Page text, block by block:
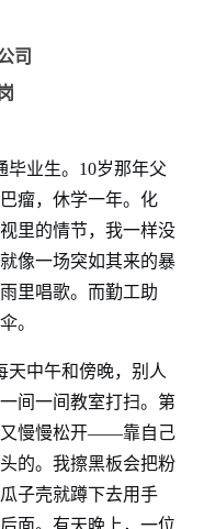
司
毕业生。10岁那年父
瘤，休学一年。化
里的情节，我一样没
像一场突如其来的暴
里唱歌。而勤工助
。
天中午和傍晚，别人
间一间教室打扫。第
又慢慢松开——靠自己
的。我擦黑板会把粉
子壳就蹲下去用手